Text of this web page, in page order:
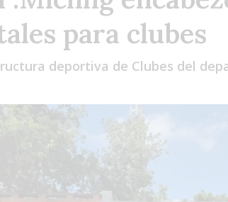
para clubes
deportiva de Clubes del